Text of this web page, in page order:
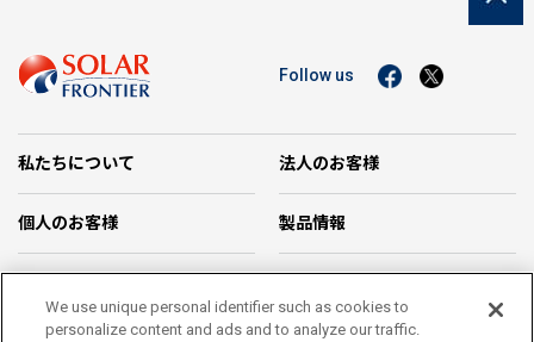
Follow us
私たちについて 法人のお客様
個人のお客様 製品情報
We use unique personal identifier such as cookies to
personalize content and ads and to analyze our traffic.